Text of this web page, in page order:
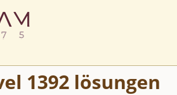
1392 lösungen